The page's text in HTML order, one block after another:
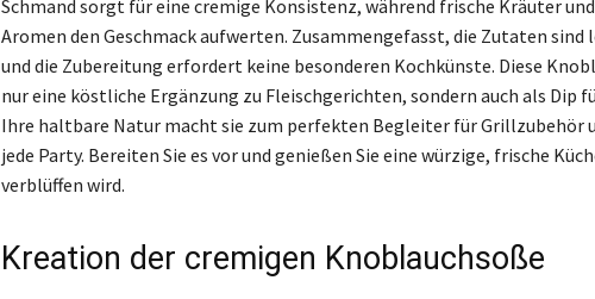
Schmand sorgt für eine cremige Konsistenz, während frische Kräuter
Aromen den Geschmack aufwerten. Zusammengefasst, die Zutaten
und die Zubereitung erfordert keine besonderen Kochkünste. Diese
nur eine köstliche Ergänzung zu Fleischgerichten, sondern auch als Dip
Ihre haltbare Natur macht sie zum perfekten Begleiter für Grillzubehör
jede Party. Bereiten Sie es vor und genießen Sie eine würzige, frische
verblüffen wird.
Kreation der cremigen Knoblauchsoße